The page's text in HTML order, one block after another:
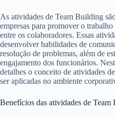
As atividades de Team Building
empresas para promover o
entre os colaboradores. Essas
desenvolver habilidades de
resolução de problemas, além de
engajamento dos funcionários.
detalhes o conceito de atividades
ser aplicadas no ambiente
Benefícios das atividades de